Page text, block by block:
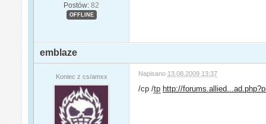
Postów: 82
OFFLINE
emblaze
Koniec z cs/amxx Napisano 13.08.2009 13:37
/cp /tp http://